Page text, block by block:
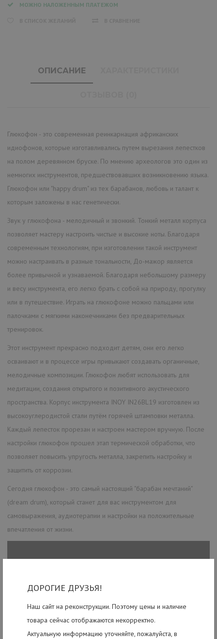
ДОРОГИЕ ДРУЗЬЯ!
Наш сайт на реконструкции. Поэтому цены и наличие
товара сейчас отображаются некорректно.
Актуальную информацию уточняйте, пожалуйста, в
МОЖНО НАЛОЖЕННЫМ ПЛАТЕЖОМ
ОПИСАНИЕ
Глюкофон - это современная реинкарнация африканских
идиофонов, которые изготавливались путем вырезания лепестков
на полом деревянном бруске. По мнению археологов это один из
немногих инструментов, предшествовавших возникновению языка.
Глюкофон или "happy drum" из тех барабанов, любовь и талант к
которым заложены в нас генетически.
Звук у глюкофона - мелодичный и звонкий. Тонкий металл корпуса
позволяет мастеру настроить чистые и высокие ноты. Благодаря
современным технологиям, при изготовлении такой инструмент
можно настраивать в разные тональности, До-мажор является
более привычной и узнаваемой. Благодаря небольшому размеру
и весу инструмента, его легко брать с собой на природу, прогулку
или в путешествие. Играть на глюкофоне можно пальцами или
палочками с мягкими наконечниками без предварительных
тренировок.
Этот инструмент прекрасно подходит детям, они его легко
осваивают и в процессе игры привыкают создавать органичные,
мелодичные композиции. Глюкофон любят использовать для
медитации, создания открытого и позитивного акустического
пространства. Корпус инструмента INOY IN26BL19 изготовлен из
высокоуглеродистой стали путём горячей штамповки металла.
Каждый лепесток прорезан и настроен мастером вручную. После
настройки глюкофон прошел этап термической обработки, что
позволяет повысить упругость металла, закрепить настройку и
защитить от коррозии.
Сегодня глюкофон - это самый настоящий "барабан мечтаний"
(dream drum), который станет для вас инструментом для
самовыражения, аудиотерапии и настройки на положительные
впечатления от жизни.